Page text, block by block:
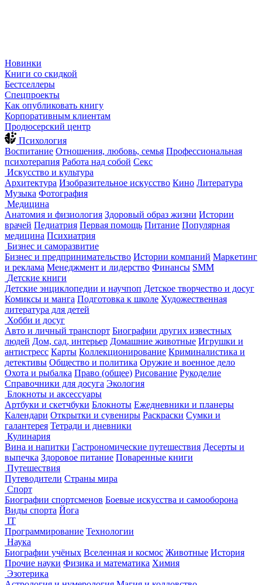
Новинки
Книги со скидкой
Бестселлеры
Спецпроекты
Как опубликовать книгу
Корпоративным клиентам
Продюсерский центр
Психология
Воспитание Отношения, любовь, семья Профессиональная
психотерапия Работа над собой Секс
Искусство и культура
Архитектура Изобразительное искусство Кино Литература
Музыка Фотография
Медицина
Анатомия и физиология Здоровый образ жизни Истории
врачей Педиатрия Первая помощь Питание Популярная
медицина Психиатрия
Бизнес и саморазвитие
Бизнес и предпринимательство Истории компаний Маркетинг
и реклама Менеджмент и лидерство Финансы SMM
Детские книги
Детские энциклопедии и научпоп Детское творчество и досуг
Комиксы и манга Подготовка к школе Художественная
литература для детей
Хобби и досуг
Авто и личный транспорт Биографии других известных
людей Дом, сад, интерьер Домашние животные Игрушки и
антистресс Карты Коллекционирование Криминалистика и
детективы Общество и политика Оружие и военное дело
Охота и рыбалка Право (общее) Рисование Рукоделие
Справочники для досуга Экология
Блокноты и аксессуары
Артбуки и скетчбуки Блокноты Ежедневники и планеры
Календари Открытки и сувениры Раскраски Сумки и
галантерея Тетради и дневники
Кулинария
Вина и напитки Гастрономические путешествия Десерты и
выпечка Здоровое питание Поваренные книги
Путешествия
Путеводители Страны мира
Спорт
Биографии спортсменов Боевые искусства и самооборона
Виды спорта Йога
IT
Программирование Технологии
Наука
Биографии учёных Вселенная и космос Животные История
Прочие науки Физика и математика Химия
Эзотерика